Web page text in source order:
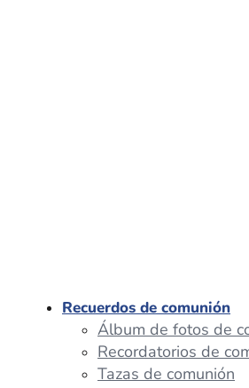
Recuerdos de comunión
Álbum de fotos de
Recordatorios de
Tazas de comunión